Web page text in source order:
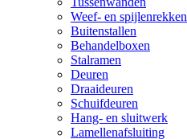
Weef- en spijlenrekken
Buitenstallen
Behandelboxen
Stalramen
Deuren
Draaideuren
Schuifdeuren
Hang- en sluitwerk
Lamellenafsluiting